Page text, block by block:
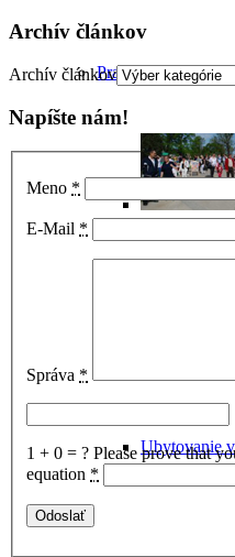
Praktické
Ubytovanie
Archív článkov
Archív článkov
Napíšte nám!
Meno *
E-Mail *
Správa *
1 + 0 = ? Please prove that
equation *